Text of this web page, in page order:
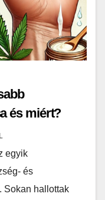
és miért?
egyik
és
Sokan hallottak